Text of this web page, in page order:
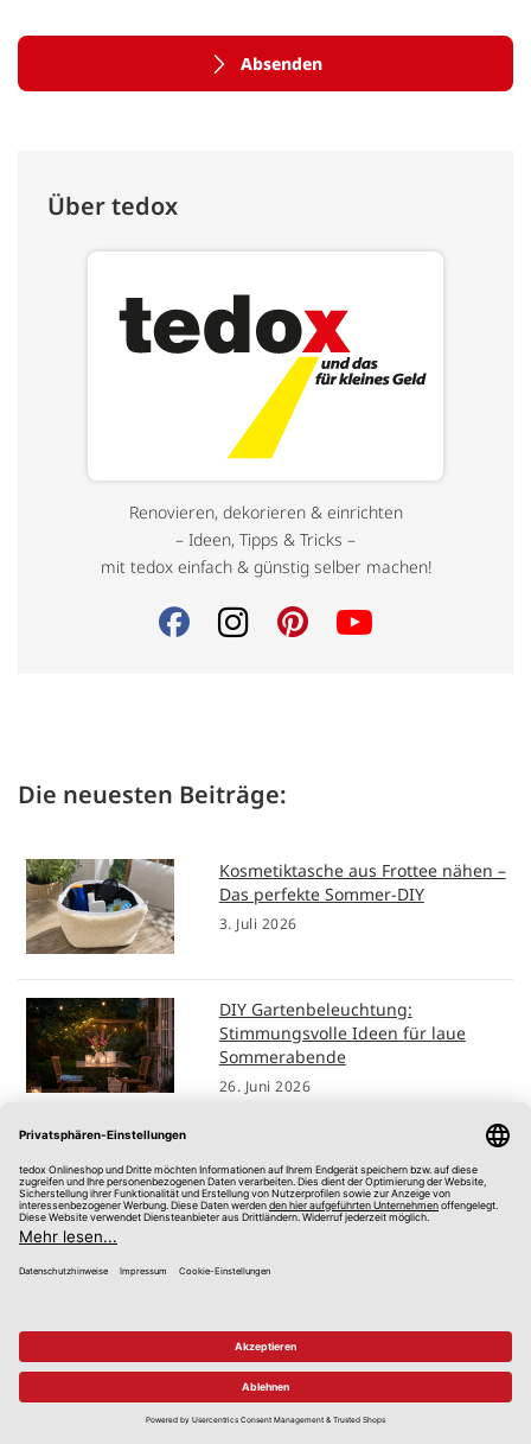
Absenden
Über tedox
Renovieren, dekorieren & einrichten
– Ideen, Tipps & Tricks –
mit tedox einfach & günstig selber machen!
Die neuesten Beiträge:
Kosmetiktasche aus Frottee nähen –
Das perfekte Sommer-DIY
3. Juli 2026
DIY Gartenbeleuchtung:
Stimmungsvolle Ideen für laue
Sommerabende
26. Juni 2026
Der perfekte Sonnenschutz - Rollos,
Jalousien, Plissees oder
Vertikalanlagen
*Alle Preise in Euro, inkl. gesetzlicher Mehrwertsteuer, zzgl.
Versandkosten